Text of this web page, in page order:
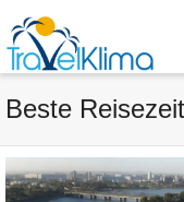
Beste